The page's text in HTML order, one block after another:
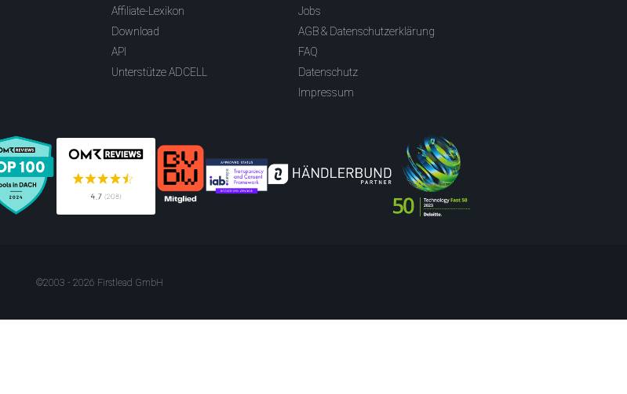
Affiliate-Lexikon
Download
API
Unterstütze ADCELL
Jobs
AGB & Datenschutzerklärung
FAQ
Datenschutz
Impressum
©2003 - 2026 Firstlead GmbH